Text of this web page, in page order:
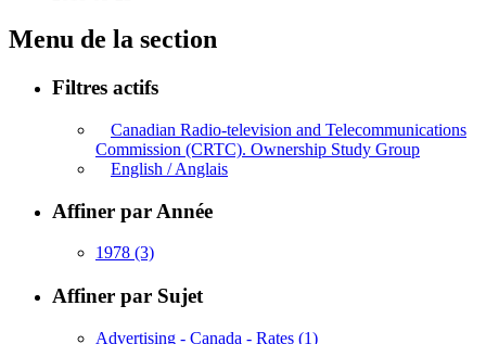
Menu de la section
Filtres actifs
Canadian Radio-television and Telecommunications
Commission (CRTC). Ownership Study Group
English / Anglais
Affiner par Année
1978 (3)
Affiner par Sujet
Advertising - Canada - Rates (1)